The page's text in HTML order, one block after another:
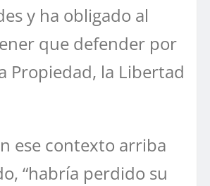
y ha obligado al
que defender por
Propiedad, la Libertad
ese contexto arriba
“habría perdido su